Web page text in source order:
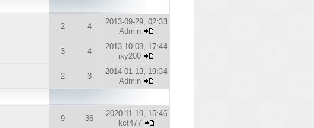
2 4
2013-09-29, 02:33
Admin
3 4
2013-10-08, 17:44
ixy200
2 3
2014-01-13, 19:34
Admin
9 36
2020-11-19, 15:46
kct477